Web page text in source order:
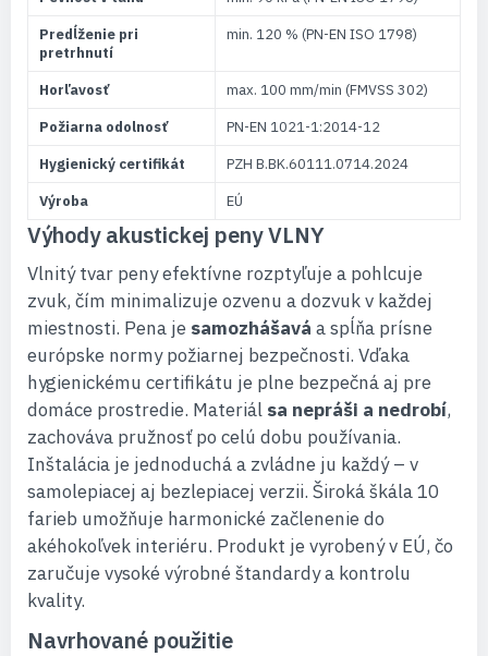
Predĺženie pri
pretrhnutí
min. 120 % (PN-EN ISO 1798)
Horľavosť
max. 100 mm/min (FMVSS 302)
Požiarna odolnosť
PN-EN 1021-1:2014-12
Hygienický certifikát
PZH B.BK.60111.0714.2024
Výroba
EÚ
Výhody akustickej peny VLNY
Vlnitý tvar peny efektívne rozptyľuje a pohlcuje
zvuk, čím minimalizuje ozvenu a dozvuk v každej
miestnosti. Pena je samozhášavá a spĺňa prísne
európske normy požiarnej bezpečnosti. Vďaka
hygienickému certifikátu je plne bezpečná aj pre
domáce prostredie. Materiál sa nepráši a nedrobí,
zachováva pružnosť po celú dobu používania.
Inštalácia je jednoduchá a zvládne ju každý – v
samolepiacej aj bezlepiacej verzii. Široká škála 10
farieb umožňuje harmonické začlenenie do
akéhokoľvek interiéru. Produkt je vyrobený v EÚ, čo
zaručuje vysoké výrobné štandardy a kontrolu
kvality.
Navrhované použitie